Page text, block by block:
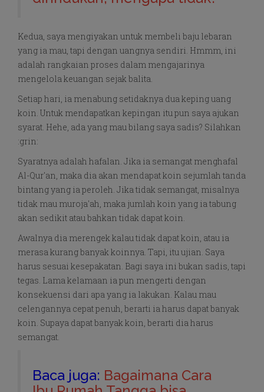
Kedua, saya mengiyakan untuk membeli baju lebaran
yang ia mau, tapi dengan uangnya sendiri. Hmmm, ini
adalah rangkaian proses dalam mengajarinya
mengelola keuangan sejak balita.
Setiap hari, ia menabung setidaknya dua keping uang
koin. Untuk mendapatkan kepingan itu pun saya ajukan
syarat. Hehe, ada yang mau bilang saya sadis? Silahkan
:grin:
Syaratnya adalah hafalan. Jika ia semangat menghafal
Al-Qur'an, maka dia akan mendapat koin sejumlah tanda
bintang yang ia peroleh. Jika tidak semangat, misalnya
tidak mau muroja'ah, maka jumlah koin yang ia tabung
akan sedikit atau bahkan tidak dapat koin.
Awalnya dia merengek kalau tidak dapat koin, atau ia
merasa kurang banyak koinnya. Tapi, itu ujian. Saya
harus sesuai kesepakatan. Bagi saya ini bukan sadis, tapi
tegas. Lama kelamaan ia pun mengerti dengan
konsekuensi dari apa yang ia lakukan. Kalau mau
celengannya cepat penuh, berarti ia harus dapat banyak
koin. Supaya dapat banyak koin, berarti dia harus
semangat.
Baca juga: Bagaimana Cara